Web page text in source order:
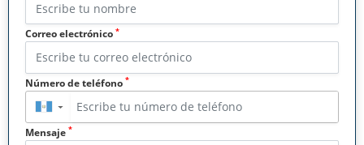
Correo electrónico *
Número de teléfono *
▼
Mensaje *